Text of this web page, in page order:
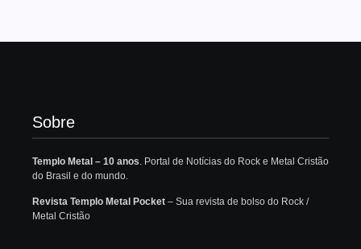
Sobre
Templo Metal – 10 anos . Portal de Notícias do Rock e Metal Cristão
do Brasil e do mundo.
Revista Templo Metal Pocket – Sua revista de bolso do Rock /
Metal Cristão